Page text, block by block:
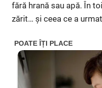
fără hrană sau apă. În
zărit… și ceea ce a